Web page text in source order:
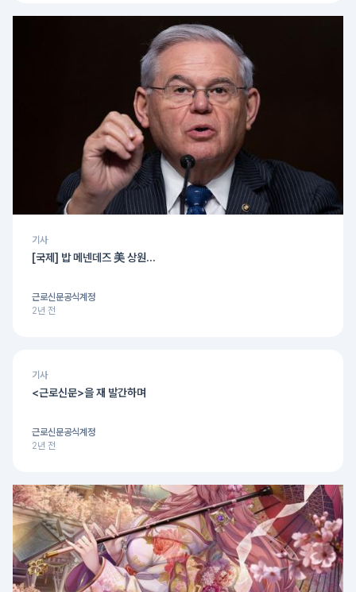
기사
[국제] 밥 메넨데즈 美 상원...
근로신문공식계정
2년 전
기사
<근로신문>을 재 발간하며
근로신문공식계정
2년 전